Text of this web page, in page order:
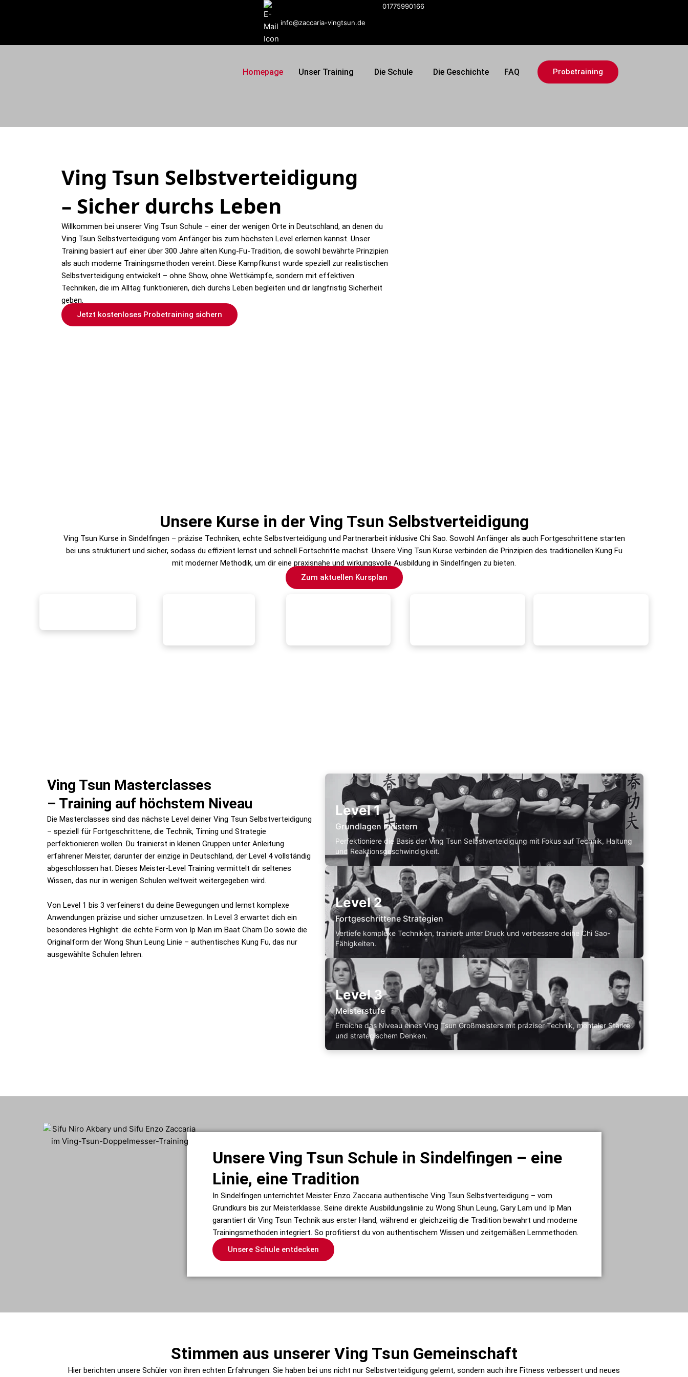
info@zaccaria-vingtsun.de
01775990166
Homepage Unser Training Die Schule Die Geschichte FAQ Probetraining
Ving Tsun Selbstverteidigung
– Sicher durchs Leben
Willkommen bei unserer Ving Tsun Schule – einer der wenigen Orte in Deutschland, an denen du
Ving Tsun Selbstverteidigung vom Anfänger bis zum höchsten Level erlernen kannst. Unser
Training basiert auf einer über 300 Jahre alten Kung-Fu-Tradition, die sowohl bewährte Prinzipien
als auch moderne Trainingsmethoden vereint. Diese Kampfkunst wurde speziell zur realistischen
Selbstverteidigung entwickelt – ohne Show, ohne Wettkämpfe, sondern mit effektiven
Techniken, die im Alltag funktionieren, dich durchs Leben begleiten und dir langfristig Sicherheit
geben.
Jetzt kostenloses Probetraining sichern
Unsere Kurse in der Ving Tsun Selbstverteidigung
Ving Tsun Kurse in Sindelfingen – präzise Techniken, echte Selbstverteidigung und Partnerarbeit inklusive Chi Sao. Sowohl Anfänger als auch Fortgeschrittene starten
bei uns strukturiert und sicher, sodass du effizient lernst und schnell Fortschritte machst. Unsere Ving Tsun Kurse verbinden die Prinzipien des traditionellen Kung Fu
mit moderner Methodik, um dir eine praxisnahe und wirkungsvolle Ausbildung in Sindelfingen zu bieten.
Zum aktuellen Kursplan
und Freizeit –
Techniken und
Tsun in der Nähe von
Reaktionsfähigkeit und
Level 1
Grundlagen meistern
Perfektioniere die Basis der Ving Tsun Selbstverteidigung mit Fokus auf Technik, Haltung
und Reaktionsgeschwindigkeit.
Level 2
Fortgeschrittene Strategien
Vertiefe komplexe Techniken, trainiere unter Druck und verbessere deine Chi Sao-
Fähigkeiten.
Level 3
Meisterstufe
Erreiche das Niveau eines Ving Tsun Großmeisters mit präziser Technik, mentaler Stärke
und strategischem Denken.
Ving Tsun Masterclasses
– Training auf höchstem Niveau
Die Masterclasses sind das nächste Level deiner Ving Tsun Selbstverteidigung
– speziell für Fortgeschrittene, die Technik, Timing und Strategie
perfektionieren wollen. Du trainierst in kleinen Gruppen unter Anleitung
erfahrener Meister, darunter der einzige in Deutschland, der Level 4 vollständig
abgeschlossen hat. Dieses Meister-Level Training vermittelt dir seltenes
Wissen, das nur in wenigen Schulen weltweit weitergegeben wird.
Von Level 1 bis 3 verfeinerst du deine Bewegungen und lernst komplexe
Anwendungen präzise und sicher umzusetzen. In Level 3 erwartet dich ein
besonderes Highlight: die echte Form von Ip Man im Baat Cham Do sowie die
Originalform der Wong Shun Leung Linie – authentisches Kung Fu, das nur
ausgewählte Schulen lehren.
Unsere Ving Tsun Schule in Sindelfingen – eine
Linie, eine Tradition
In Sindelfingen unterrichtet Meister Enzo Zaccaria authentische Ving Tsun Selbstverteidigung – vom
Grundkurs bis zur Meisterklasse. Seine direkte Ausbildungslinie zu Wong Shun Leung, Gary Lam und Ip Man
garantiert dir Ving Tsun Technik aus erster Hand, während er gleichzeitig die Tradition bewahrt und moderne
Trainingsmethoden integriert. So profitierst du von authentischem Wissen und zeitgemäßen Lernmethoden.
Unsere Schule entdecken
Stimmen aus unserer Ving Tsun Gemeinschaft
Hier berichten unsere Schüler von ihren echten Erfahrungen. Sie haben bei uns nicht nur Selbstverteidigung gelernt, sondern auch ihre Fitness verbessert und neues